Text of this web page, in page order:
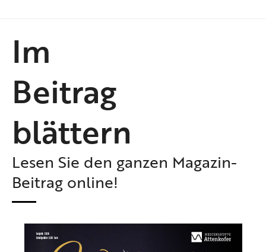
Im
Beitrag
blättern
Lesen Sie den ganzen Magazin-
Beitrag online!